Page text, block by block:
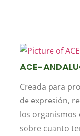
ACE-
Creada para
de expresión,
los organismos
sobre cuanto